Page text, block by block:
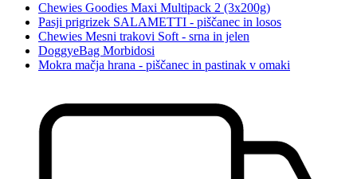
Chewies Goodies Maxi Multipack 2 (3x200g)
Pasji prigrizek SALAMETTI - piščanec in losos
Chewies Mesni trakovi Soft - srna in jelen
DoggyeBag Morbidosi
Mokra mačja hrana - piščanec in pastinak v omaki